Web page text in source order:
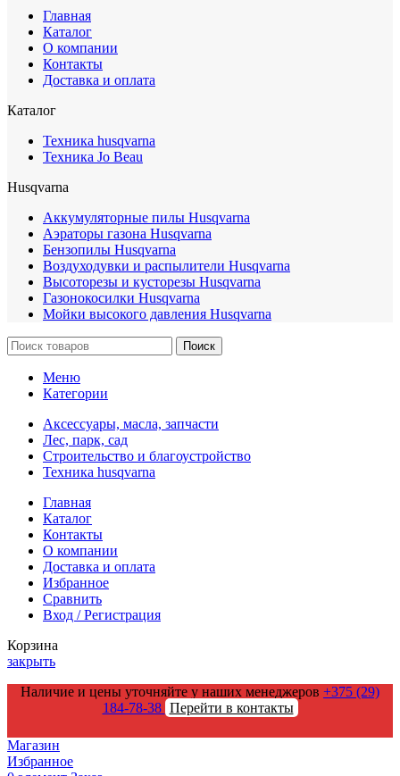
Главная
Каталог
О компании
Контакты
Доставка и оплата
Каталог
Техника husqvarna
Техника Jo Beau
Husqvarna
Аккумуляторные пилы Husqvarna
Аэраторы газона Husqvarna
Бензопилы Husqvarna
Воздуходувки и распылители Husqvarna
Высоторезы и кусторезы Husqvarna
Газонокосилки Husqvarna
Мойки высокого давления Husqvarna
Поиск
Меню
Категории
Аксессуары, масла, запчасти
Лес, парк, сад
Строительство и благоустройство
Техника husqvarna
Главная
Каталог
Контакты
О компании
Доставка и оплата
Избранное
Сравнить
Вход / Регистрация
Корзина
закрыть
Наличие и цены уточняйте у наших менеджеров +375 (29)
184-78-38 Перейти в контакты
Магазин
Избранное